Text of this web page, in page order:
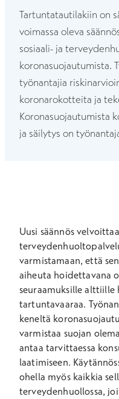
Tartuntatautilakiin on
voimassa oleva
sosiaali- ja
koronasuojautumista.
työnantajia
koronarokotteita ja
Koronasuojautumista
ja säilytys on
Uusi säännös
varmistamaan, että
aiheuta hoidettavana
seuraamuksille alttiille
tartuntavaaraa.
keneltä
varmistaa suojan
antaa tarvittaessa
laatimiseen.
ohella myös kaikkia
terveydenhuollossa,